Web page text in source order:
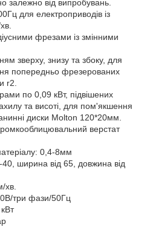
залежно від випробувань.
для електроприводів із
фрезами із змінними
зверху, знизу та збоку, для
попередньо фрезерованих
r2.
по 0,09 кВт, підвішених
та висоті, для пом'якшення
диски Molton 120*20мм.
верстат
0,4-8мм
40, ширина від 65, довжина від
хв.
три фази/50Гц